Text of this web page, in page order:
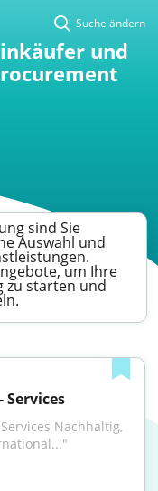
Suche ändern
und
sind Sie
Auswahl und
um Ihre
zu starten und
Services
Nachhaltig,